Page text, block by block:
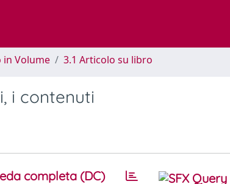
Volume 3.1 Articolo su libro
i contenuti
completa (DC)